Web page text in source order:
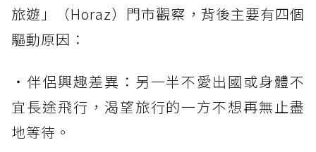
旅遊」（Horaz）門市觀察，背後主要有四個
驅動原因：
・伴侶興趣差異：另一半不愛出國或身體不
宜長途飛行，渴望旅行的一方不想再無止盡
地等待。